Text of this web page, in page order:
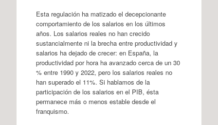
Esta regulación ha matizado el decepcionante
comportamiento de los salarios en los últimos
años. Los salarios reales no han crecido
sustancialmente ni la brecha entre productividad y
salarios ha dejado de crecer: en España, la
productividad por hora ha avanzado cerca de un 30
% entre 1990 y 2022, pero los salarios reales no
han superado el 11%. Si hablamos de la
participación de los salarios en el PIB, ésta
permanece más o menos estable desde el
franquismo.